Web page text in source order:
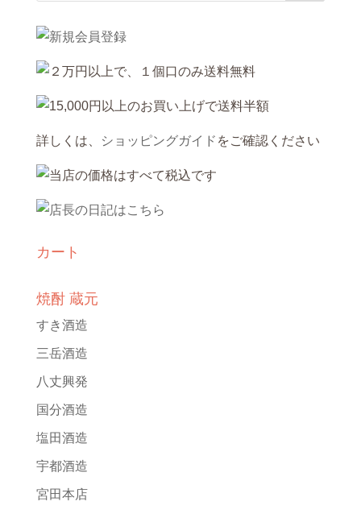
詳しくは、 ショッピングガイド をご確認ください
カート
焼酎 蔵元
すき酒造
三岳酒造
八丈興発
国分酒造
塩田酒造
宇都酒造
宮田本店